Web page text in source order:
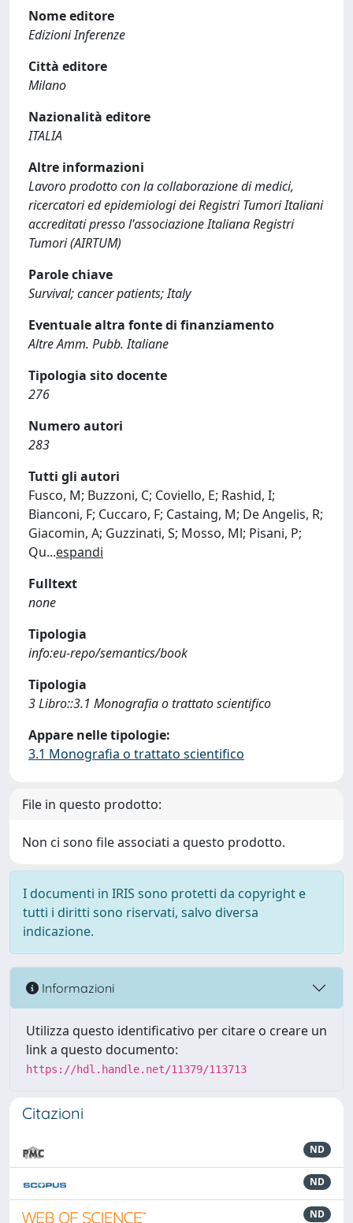
Nome editore
Edizioni Inferenze
Città editore
Milano
Nazionalità editore
ITALIA
Altre informazioni
Lavoro prodotto con la collaborazione di medici,
ricercatori ed epidemiologi dei Registri Tumori Italiani
accreditati presso l'associazione Italiana Registri
Tumori (AIRTUM)
Parole chiave
Survival; cancer patients; Italy
Eventuale altra fonte di finanziamento
Altre Amm. Pubb. Italiane
Tipologia sito docente
276
Numero autori
283
Tutti gli autori
Fusco, M; Buzzoni, C; Coviello, E; Rashid, I;
Bianconi, F; Cuccaro, F; Castaing, M; De Angelis, R;
Giacomin, A; Guzzinati, S; Mosso, Ml; Pisani, P;
Qu...espandi
Fulltext
none
Tipologia
info:eu-repo/semantics/book
Tipologia
3 Libro::3.1 Monografia o trattato scientifico
Appare nelle tipologie:
3.1 Monografia o trattato scientifico
File in questo prodotto:
Non ci sono file associati a questo prodotto.
I documenti in IRIS sono protetti da copyright e
tutti i diritti sono riservati, salvo diversa
indicazione.
Informazioni
Utilizza questo identificativo per citare o creare un
link a questo documento:
https://hdl.handle.net/11379/113713
Citazioni
ND
ND
ND